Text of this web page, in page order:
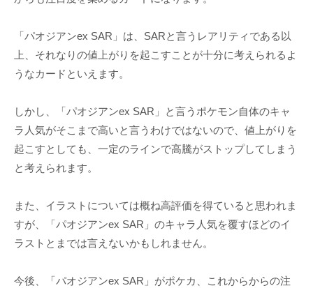
「パオジアンex SAR」は、SARと言うレアリティである以
上、それなりの値上がりを起こすことが十分に考えられるよ
うなカードといえます。
しかし、「パオジアンex SAR」と言うポケモン自体のキャ
ラ人気がそこまで高いと言うわけではないので、値上がりを
起こすとしても、一定のラインで高騰がストップしてしまう
と考えられます。
また、イラストについては概ね高評価を得ていると思われま
すが、「パオジアンex SAR」のキャラ人気を覆すほどのイ
ラストとまでは言えないかもしれません。
今後、「パオジアンex SAR」がポケカ、これからからの注